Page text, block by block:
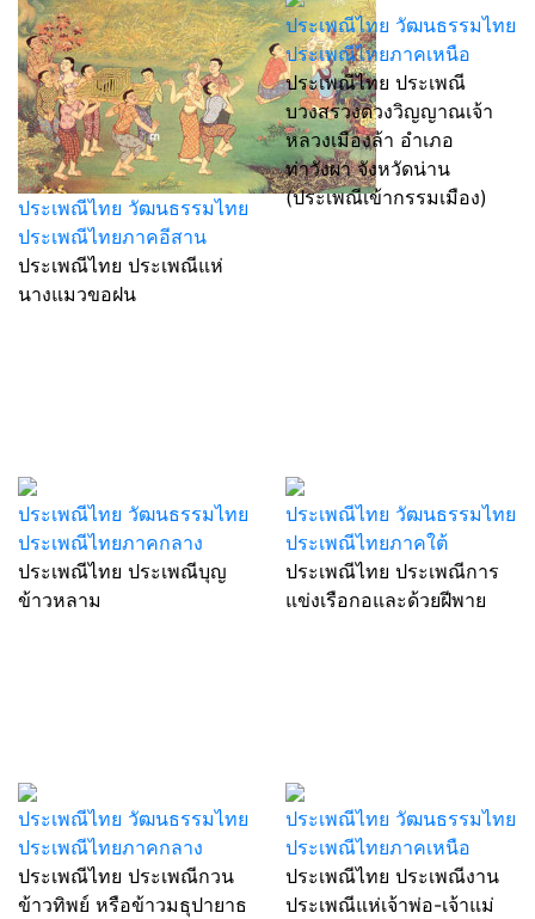
ประเพณีไทย วัฒนธรรมไทย
ประเพณีไทยภาคอีสาน
ประเพณีไทย ประเพณีแห่
นางแมวขอฝน
ประเพณีไทย วัฒนธรรมไทย
ประเพณีไทยภาคเหนือ
ประเพณีไทย ประเพณี
บวงสรวงดวงวิญญาณเจ้า
หลวงเมืองล้า อำเภอ
ท่าวังผา จังหวัดน่าน
(ประเพณีเข้ากรรมเมือง)
ประเพณีไทย วัฒนธรรมไทย
ประเพณีไทยภาคกลาง
ประเพณีไทย ประเพณีบุญ
ข้าวหลาม
ประเพณีไทย วัฒนธรรมไทย
ประเพณีไทยภาคใต้
ประเพณีไทย ประเพณีการ
แข่งเรือกอและด้วยฝีพาย
ประเพณีไทย วัฒนธรรมไทย
ประเพณีไทยภาคกลาง
ประเพณีไทย ประเพณีกวน
ข้าวทิพย์ หรือข้าวมธุปายาธ
ประเพณีไทย วัฒนธรรมไทย
ประเพณีไทยภาคเหนือ
ประเพณีไทย ประเพณีงาน
ประเพณีแห่เจ้าพ่อ-เจ้าแม่